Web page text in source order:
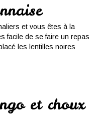
et vous êtes à la
facile de se faire un repas
les lentilles noires
et choux